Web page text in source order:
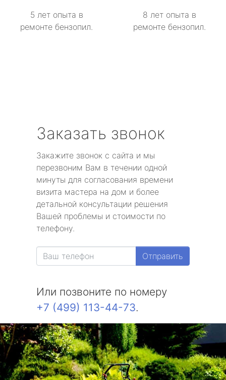
5 лет опыта в
ремонте бензопил.
8 лет опыта в
ремонте бензопил.
Заказать звонок
Закажите звонок с сайта и мы
перезвоним Вам в течении одной
минуты для согласования времени
визита мастера на дом и более
детальной консультации решения
Вашей проблемы и стоимости по
телефону.
Отправить
Или позвоните по номеру
+7 (499) 113-44-73.